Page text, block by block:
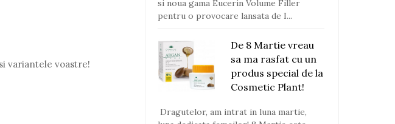
variantele voastre!
si noua gama Eucerin Volume Filler
pentru o provocare lansata de I...
De 8 Martie vreau
sa ma rasfat cu un
produs special de la
Cosmetic Plant!
Dragutelor, am intrat in luna martie,